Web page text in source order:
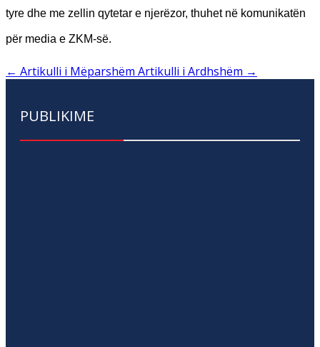
tyre dhe me zellin qytetar e njerëzor, thuhet në komunikatën
për media e ZKM-së.
← Artikulli i Mëparshëm Artikulli i Ardhshëm →
PUBLIKIME